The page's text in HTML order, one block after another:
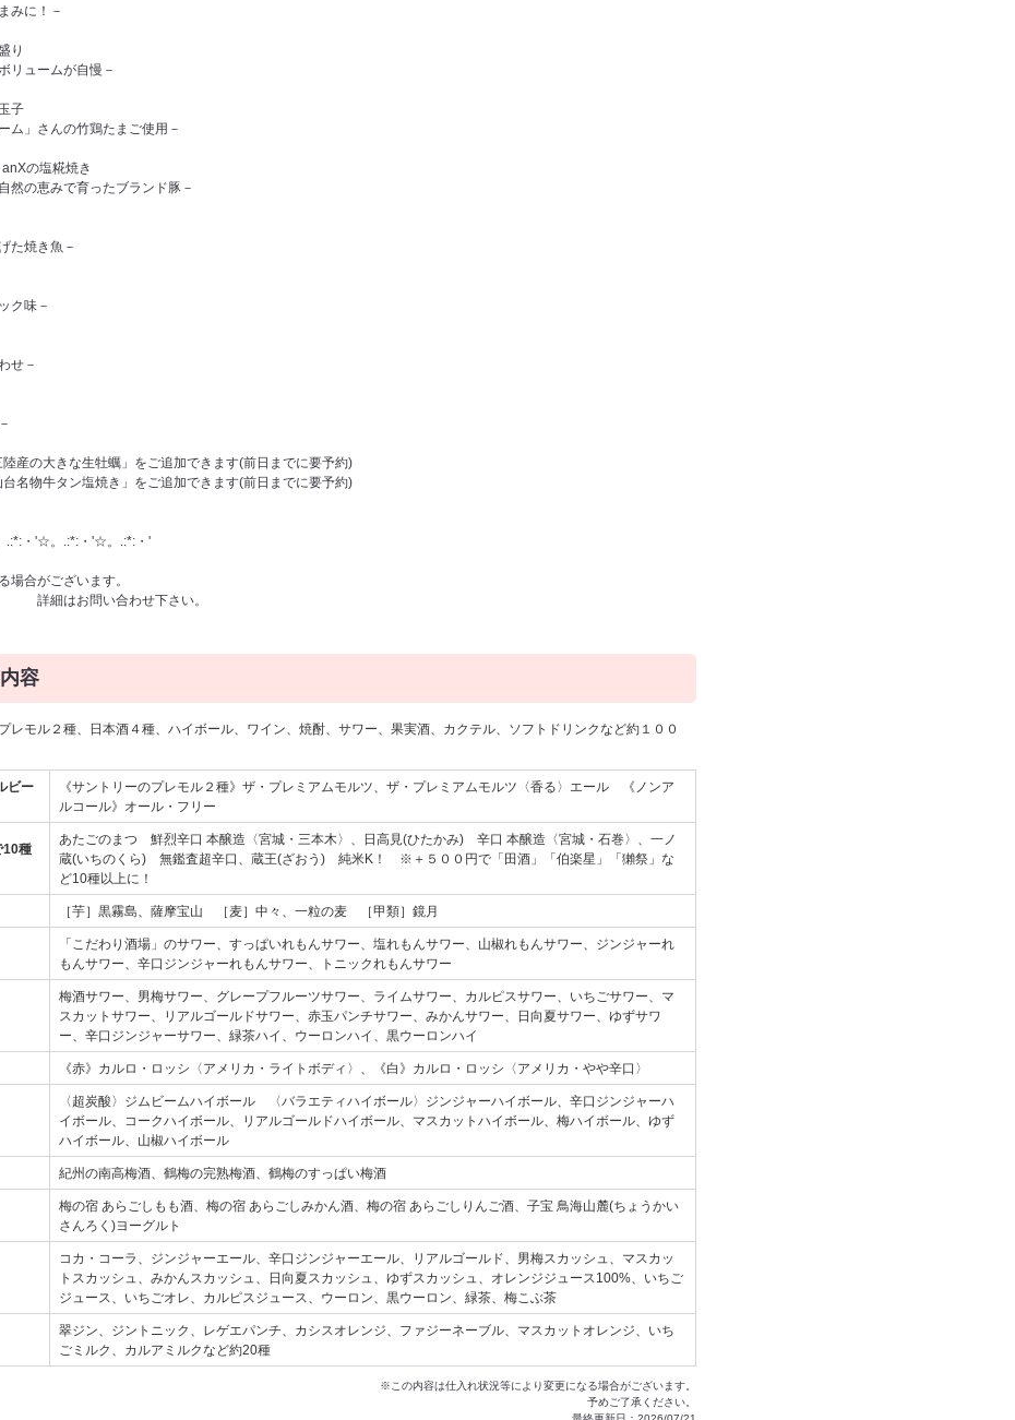
みに！－
り
リュームが自慢－
子
ム」さんの竹鶏たまご使用－
の塩糀焼き
然の恵みで育ったブランド豚－
た焼き魚－
ク味－
せ－
産の大きな生牡蠣」をご追加できます(前日までに要予約)
名物牛タン塩焼き」をご追加できます(前日までに要予約)
・'☆。.:*:・'☆。.:*:・'
合がございます。
合わせ下さい。
容
レモル２種、日本酒４種、ハイボール、ワイン、焼酎、サワー、果実酒、カクテル、ソフトドリンクなど約１００
ビー
《サントリーのプレモル２種》ザ・プレミアムモルツ、ザ・プレミアムモルツ〈香る〉エール 《ノンア
ルコール》オール・フリー
10種
あたごのまつ 鮮烈辛口 本醸造〈宮城・三本木〉、日高見(ひたかみ) 辛口 本醸造〈宮城・石巻〉、一ノ
蔵(いちのくら) 無鑑査超辛口、蔵王(ざおう) 純米K！ ※＋５００円で「田酒」「伯楽星」「獺祭」な
ど10種以上に！
［芋］黒霧島、薩摩宝山 ［麦］中々、一粒の麦 ［甲類］鏡月
「こだわり酒場」のサワー、すっぱいれもんサワー、塩れもんサワー、山椒れもんサワー、ジンジャーれ
もんサワー、辛口ジンジャーれもんサワー、トニックれもんサワー
梅酒サワー、男梅サワー、グレープフルーツサワー、ライムサワー、カルピスサワー、いちごサワー、マ
スカットサワー、リアルゴールドサワー、赤玉パンチサワー、みかんサワー、日向夏サワー、ゆずサワ
ー、辛口ジンジャーサワー、緑茶ハイ、ウーロンハイ、黒ウーロンハイ
《赤》カルロ・ロッシ〈アメリカ・ライトボディ〉、《白》カルロ・ロッシ〈アメリカ・やや辛口〉
〈超炭酸〉ジムビームハイボール 〈バラエティハイボール〉ジンジャーハイボール、辛口ジンジャーハ
イボール、コークハイボール、リアルゴールドハイボール、マスカットハイボール、梅ハイボール、ゆず
ハイボール、山椒ハイボール
紀州の南高梅酒、鶴梅の完熟梅酒、鶴梅のすっぱい梅酒
梅の宿 あらごしもも酒、梅の宿 あらごしみかん酒、梅の宿 あらごしりんご酒、子宝 鳥海山麓(ちょうかい
さんろく)ヨーグルト
コカ・コーラ、ジンジャーエール、辛口ジンジャーエール、リアルゴールド、男梅スカッシュ、マスカッ
トスカッシュ、みかんスカッシュ、日向夏スカッシュ、ゆずスカッシュ、オレンジジュース100%、いちご
ジュース、いちごオレ、カルピスジュース、ウーロン、黒ウーロン、緑茶、梅こぶ茶
翠ジン、ジントニック、レゲエパンチ、カシスオレンジ、ファジーネーブル、マスカットオレンジ、いち
ごミルク、カルアミルクなど約20種
※この内容は仕入れ状況等により変更になる場合がございます。
予めご了承ください。